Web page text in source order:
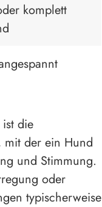
komplett
die
mit der ein Hund
und Stimmung.
oder
typischerweise